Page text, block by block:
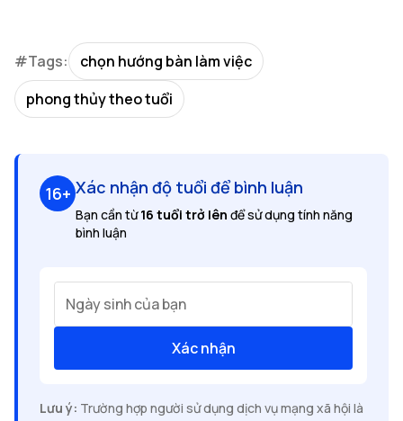
#Tags:
chọn hướng bàn làm việc
phong thủy theo tuổi
16+ Xác nhận độ tuổi để bình luận
Bạn cần từ16 tuổi trở lên để sử dụng tính năng
bình luận
Ngày sinh của bạn
Xác nhận
Lưu ý: Trường hợp người sử dụng dịch vụ mạng xã hội là